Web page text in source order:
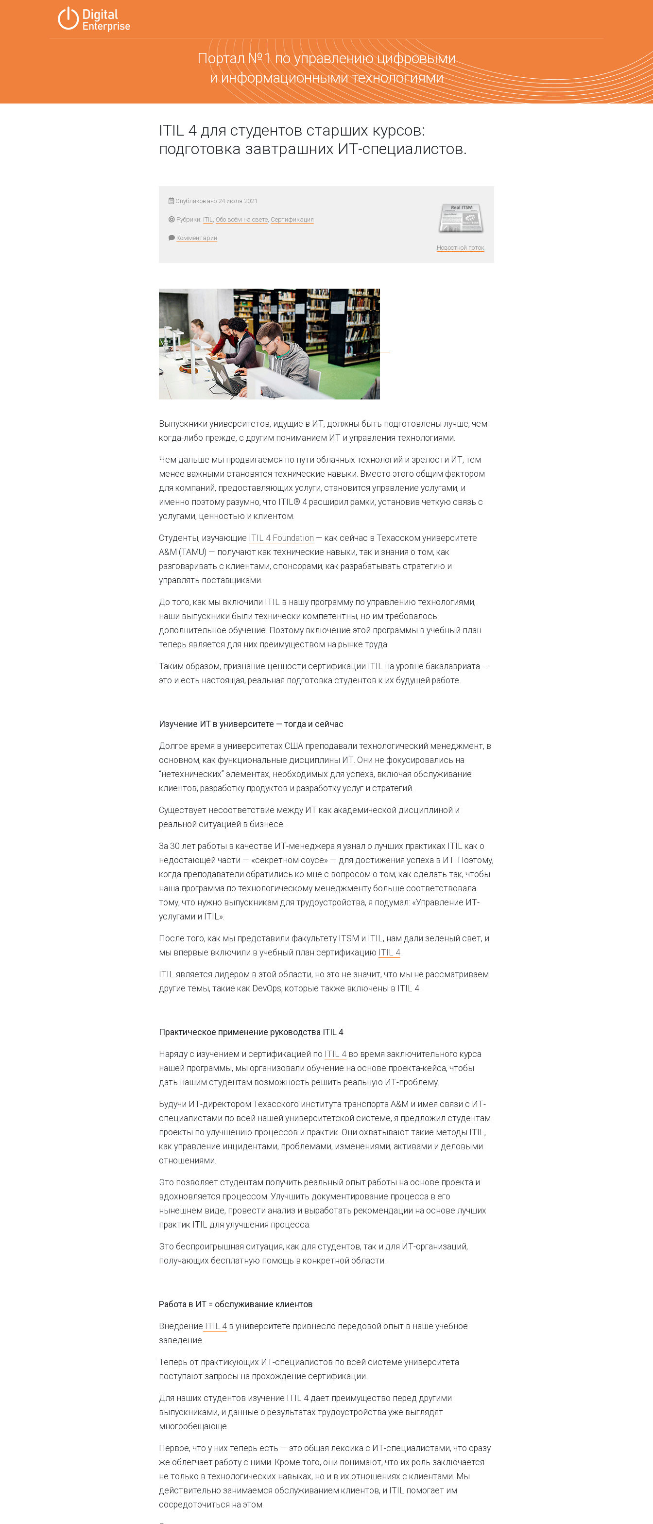
Портал №1 по управлению цифровыми
и информационными технологиями
ITIL 4 для студентов старших курсов:
подготовка завтрашних ИТ-специалистов.
Опубликовано 24 июля 2021
Рубрики: ITIL, Обо всём на свете, Сертификация
Комментарии
Новостной поток
Выпускники университетов, идущие в ИТ, должны быть подготовлены лучше, чем
когда-либо прежде, с другим пониманием ИТ и управления технологиями.
Чем дальше мы продвигаемся по пути облачных технологий и зрелости ИТ, тем
менее важными становятся технические навыки. Вместо этого общим фактором
для компаний, предоставляющих услуги, становится управление услугами, и
именно поэтому разумно, что ITIL® 4 расширил рамки, установив четкую связь с
услугами, ценностью и клиентом.
Студенты, изучающие ITIL 4 Foundation — как сейчас в Техасском университете
A&M (TAMU) — получают как технические навыки, так и знания о том, как
разговаривать с клиентами, спонсорами, как разрабатывать стратегию и
управлять поставщиками.
До того, как мы включили ITIL в нашу программу по управлению технологиями,
наши выпускники были технически компетентны, но им требовалось
дополнительное обучение. Поэтому включение этой программы в учебный план
теперь является для них преимуществом на рынке труда.
Таким образом, признание ценности сертификации ITIL на уровне бакалавриата –
это и есть настоящая, реальная подготовка студентов к их будущей работе.
Изучение ИТ в университете — тогда и сейчас
Долгое время в университетах США преподавали технологический менеджмент, в
основном, как функциональные дисциплины ИТ. Они не фокусировались на
“нетехнических” элементах, необходимых для успеха, включая обслуживание
клиентов, разработку продуктов и разработку услуг и стратегий.
Существует несоответствие между ИТ как академической дисциплиной и
реальной ситуацией в бизнесе.
За 30 лет работы в качестве ИТ-менеджера я узнал о лучших практиках ITIL как о
недостающей части — «секретном соусе» — для достижения успеха в ИТ. Поэтому,
когда преподаватели обратились ко мне с вопросом о том, как сделать так, чтобы
наша программа по технологическому менеджменту больше соответствовала
тому, что нужно выпускникам для трудоустройства, я подумал: «Управление ИТ-
услугами и ITIL».
После того, как мы представили факультету ITSM и ITIL, нам дали зеленый свет, и
мы впервые включили в учебный план сертификацию ITIL 4.
ITIL является лидером в этой области, но это не значит, что мы не рассматриваем
другие темы, такие как DevOps, которые также включены в ITIL 4.
Практическое применение руководства ITIL 4
Наряду с изучением и сертификацией по ITIL 4 во время заключительного курса
нашей программы, мы организовали обучение на основе проекта-кейса, чтобы
дать нашим студентам возможность решить реальную ИТ-проблему.
Будучи ИТ-директором Техасского института транспорта A&M и имея связи с ИТ-
специалистами по всей нашей университетской системе, я предложил студентам
проекты по улучшению процессов и практик. Они охватывают такие методы ITIL,
как управление инцидентами, проблемами, изменениями, активами и деловыми
отношениями.
Это позволяет студентам получить реальный опыт работы на основе проекта и
вдохновляется процессом. Улучшить документирование процесса в его
нынешнем виде, провести анализ и выработать рекомендации на основе лучших
практик ITIL для улучшения процесса.
Это беспроигрышная ситуация, как для студентов, так и для ИТ-организаций,
получающих бесплатную помощь в конкретной области.
Работа в ИТ = обслуживание клиентов
Внедрение ITIL 4 в университете привнесло передовой опыт в наше учебное
заведение.
Теперь от практикующих ИТ-специалистов по всей системе университета
поступают запросы на прохождение сертификации.
Для наших студентов изучение ITIL 4 дает преимущество перед другими
выпускниками, и данные о результатах трудоустройства уже выглядят
многообещающе.
Первое, что у них теперь есть — это общая лексика с ИТ-специалистами, что сразу
же облегчает работу с ними. Кроме того, они понимают, что их роль заключается
не только в технологических навыках, но и в их отношениях с клиентами. Мы
действительно занимаемся обслуживанием клиентов, и ITIL помогает им
сосредоточиться на этом.